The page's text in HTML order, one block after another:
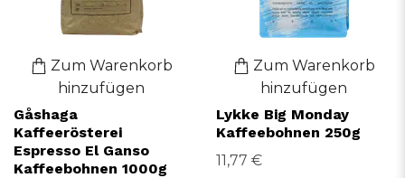
Zum Warenkorb
hinzufügen
Gåshaga
Kaffeerösterei
Espresso El Ganso
Kaffeebohnen 1000g
Zum Warenkorb
hinzufügen
Lykke Big Monday
Kaffeebohnen 250g
11,77 €